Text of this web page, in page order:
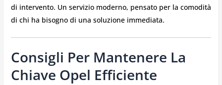
di intervento. Un servizio moderno, pensato per la comodità
di chi ha bisogno di una soluzione immediata.
Consigli Per Mantenere La
Chiave Opel Efficiente